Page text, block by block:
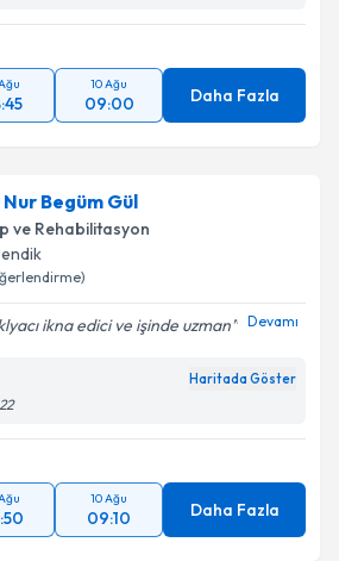
10 Ağu
09:00 Daha Fazla
Nur Begüm Gül
ve Rehabilitasyon
ikna edici ve işinde uzman Devamı
Haritada Göster
10 Ağu
09:10 Daha Fazla